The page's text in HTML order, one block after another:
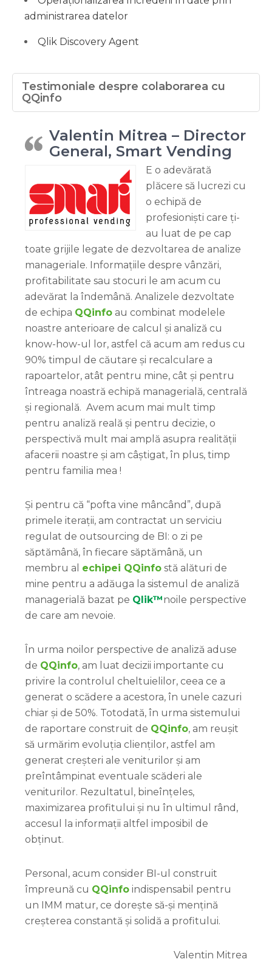
administrarea datelor
Qlik Discovery Agent
Testimoniale despre colaborarea cu
QQinfo
Valentin Mitrea – Director
General, Smart Vending
E o adevărată
plăcere să lucrezi cu
o echipă de
profesioniști care ți-
au luat de pe cap
toate grijile legate de dezvoltarea de analize
manageriale. Informațiile despre vânzări,
profitabilitate sau stocuri le am acum cu
adevărat la îndemână. Analizele dezvoltate
de echipa QQinfo au combinat modelele
noastre anterioare de calcul și analiză cu
know-how-ul lor, astfel că acum am redus cu
90% timpul de căutare și recalculare a
rapoartelor, atât pentru mine, cât și pentru
întreaga noastră echipă managerială, centrală
și regională. Avem acum mai mult timp
pentru analiză reală și pentru decizie, o
perspectivă mult mai amplă asupra realității
afacerii noastre și am câștigat, în plus, timp
pentru familia mea !
Și pentru că “pofta vine mâncând”, după
primele iterații, am contractat un serviciu
regulat de outsourcing de BI: o zi pe
săptămână, în fiecare săptămână, un
membru al echipei QQinfo stă alături de
mine pentru a adăuga la sistemul de analiză
managerială bazat pe Qlik™noile perspective
de care am nevoie.
În urma noilor perspective de analiză aduse
de QQinfo, am luat decizii importante cu
privire la controlul cheltuielilor, ceea ce a
generat o scădere a acestora, în unele cazuri
chiar și de 50%. Totodată, în urma sistemului
de raportare construit de QQinfo, am reușit
să urmărim evoluția clienților, astfel am
generat creșteri ale veniturilor și am
preîntâmpinat eventuale scăderi ale
veniturilor. Rezultatul, bineînțeles,
maximizarea profitului și nu în ultimul rând,
accesul la informații altfel imposibil de
obținut.
Personal, acum consider BI-ul construit
împreună cu QQinfo indispensabil pentru
un IMM matur, ce dorește să-și mențină
creșterea constantă și solidă a profitului.
Valentin Mitrea